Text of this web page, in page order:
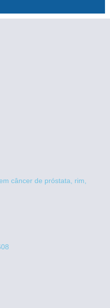
câncer de próstata, rim,